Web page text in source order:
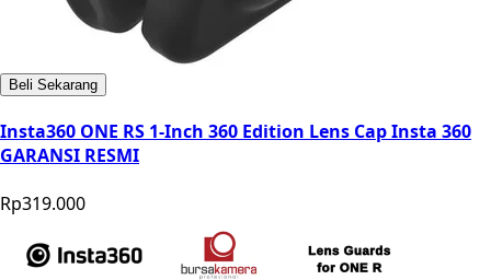
Beli Sekarang
Insta360 ONE RS 1-Inch 360 Edition Lens Cap Insta 360
GARANSI RESMI
Rp319.000